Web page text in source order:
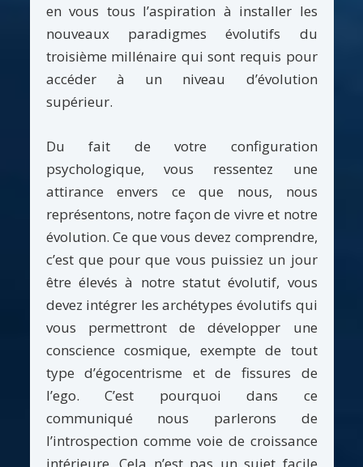
en vous tous l’aspiration à installer les
nouveaux paradigmes évolutifs du
troisième millénaire qui sont requis pour
accéder à un niveau d’évolution
supérieur.
Du fait de votre configuration
psychologique, vous ressentez une
attirance envers ce que nous, nous
représentons, notre façon de vivre et notre
évolution. Ce que vous devez comprendre,
c’est que pour que vous puissiez un jour
être élevés à notre statut évolutif, vous
devez intégrer les archétypes évolutifs qui
vous permettront de développer une
conscience cosmique, exempte de tout
type d’égocentrisme et de fissures de
l’ego. C’est pourquoi dans ce
communiqué nous parlerons de
l’introspection comme voie de croissance
intérieure. Cela n’est pas un sujet facile